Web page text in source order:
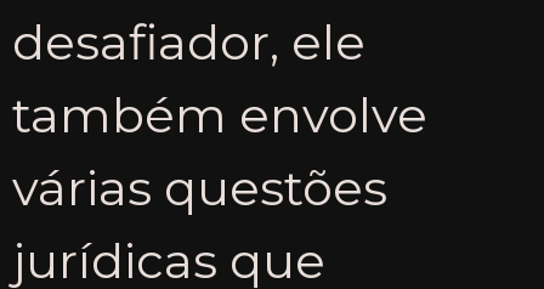
desafiador, ele
também envolve
várias questões
jurídicas que